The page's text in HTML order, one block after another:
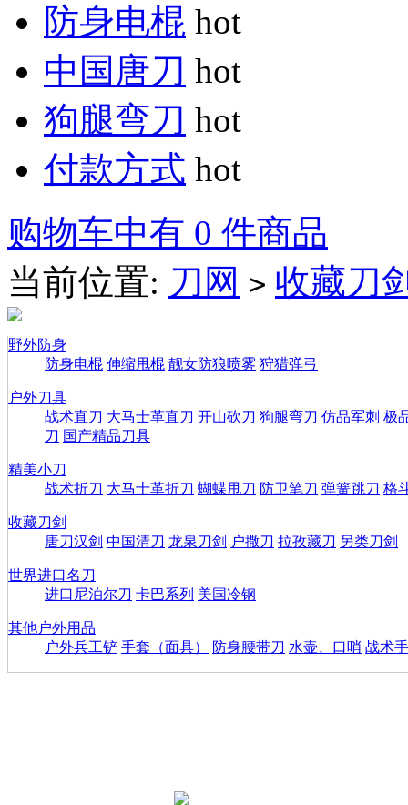
防身电棍 hot
中国唐刀 hot
狗腿弯刀 hot
付款方式 hot
购物车中有 0 件商品
当前位置: 刀网 > 收藏刀
野外防身
防身电棍 伸缩甩棍 靓女防狼喷雾 狩猎弹弓
户外刀具
战术直刀 大马士革直刀 开山砍刀 狗腿弯刀 仿品军刺 极
刀 国产精品刀具
精美小刀
战术折刀 大马士革折刀 蝴蝶甩刀 防卫笔刀 弹簧跳刀 格
收藏刀剑
唐刀汉剑 中国清刀 龙泉刀剑 户撒刀 拉孜藏刀 另类刀剑
世界进口名刀
进口尼泊尔刀 卡巴系列 美国冷钢
其他户外用品
户外兵工铲 手套（面具） 防身腰带刀 水壶、口哨 战术